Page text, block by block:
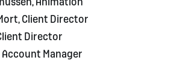
Animation
Client Director
Director
Manager